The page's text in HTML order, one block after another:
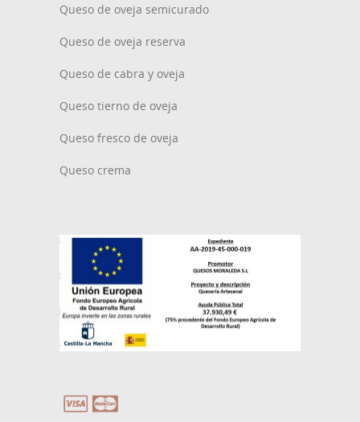
Queso de oveja semicurado
Queso de oveja reserva
Queso de cabra y oveja
Queso tierno de oveja
Queso fresco de oveja
Queso crema